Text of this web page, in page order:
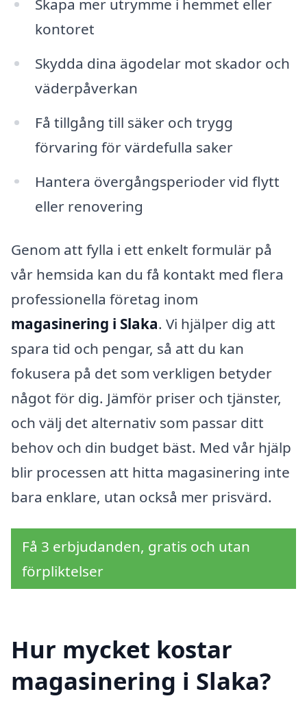
Skapa mer utrymme i hemmet eller
kontoret
Skydda dina ägodelar mot skador och
väderpåverkan
Få tillgång till säker och trygg
förvaring för värdefulla saker
Hantera övergångsperioder vid flytt
eller renovering
Genom att fylla i ett enkelt formulär på
vår hemsida kan du få kontakt med flera
professionella företag inom
magasinering i Slaka. Vi hjälper dig att
spara tid och pengar, så att du kan
fokusera på det som verkligen betyder
något för dig. Jämför priser och tjänster,
och välj det alternativ som passar ditt
behov och din budget bäst. Med vår hjälp
blir processen att hitta magasinering inte
bara enklare, utan också mer prisvärd.
Få 3 erbjudanden, gratis och utan
förpliktelser
Hur mycket kostar
magasinering i Slaka?